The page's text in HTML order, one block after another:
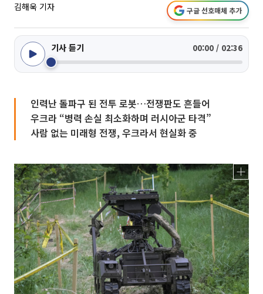
김해욱 기자 구글 선호매체 추가
기사 듣기 00:00 / 02:36
인력난 돌파구 된 전투 로봇…전쟁판도 흔들어
우크라 “병력 손실 최소화하며 러시아군 타격”
사람 없는 미래형 전쟁, 우크라서 현실화 중